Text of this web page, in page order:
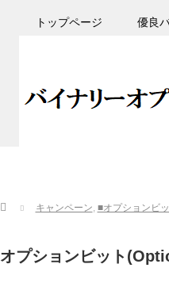
トップページ 優良
Home キャンペーン, ■オプションビ
オプションビット